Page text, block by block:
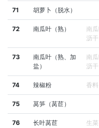
71 胡萝卜（脱水）
72 南瓜叶（熟）
南
沥干
73
南瓜叶（熟、加
盐）
南
沥干
74 辣椒粉 香
75 莴笋（莴苣）
76 长叶莴苣
生